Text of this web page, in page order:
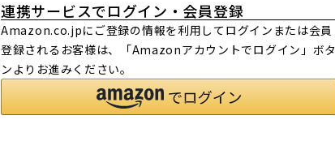
連携サービスでログイン・会員登録
Amazon.co.jpにご登録の情報を利用してログインまたは会員
登録されるお客様は、「Amazonアカウントでログイン」ボタ
ンよりお進みください。